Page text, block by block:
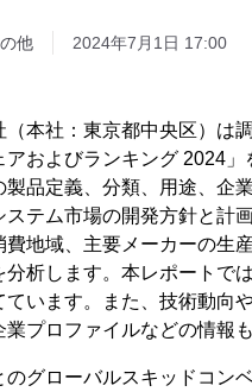
他 2024年7月1日 17:00
本社：東京都中央区）は
アおよびランキング 2024
製品定義、分類、用途、企
ステム市場の開発方針と計
地域、主要メーカーの生
析します。本レポートで
ています。また、技術動向
プロファイルなどの情報
グローバルスキッドコン